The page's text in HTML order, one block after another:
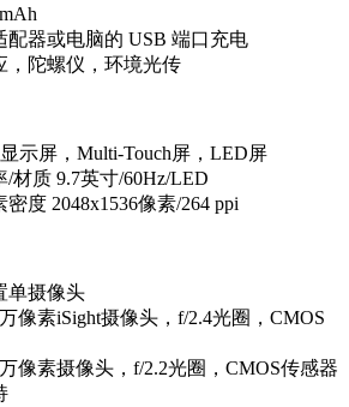
配器或电脑的 USB 端口充电
，陀螺仪，环境光传
显示屏，Multi-Touch屏，LED屏
/材质 9.7英寸/60Hz/LED
密度 2048x1536像素/264 ppi
单摄像头
像素iSight摄像头，f/2.4光圈，CMOS
像素摄像头，f/2.2光圈，CMOS传感器